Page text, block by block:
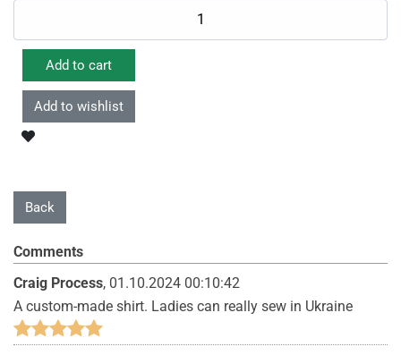
Comments
Craig Process, 01.10.2024 00:10:42
A custom-made shirt. Ladies can really sew in Ukraine